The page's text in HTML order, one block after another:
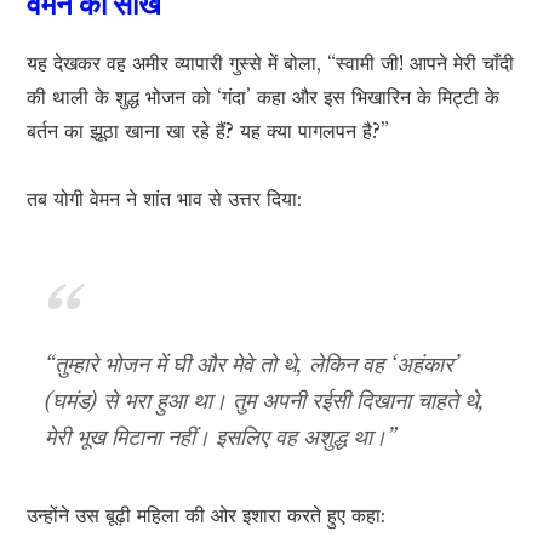
यह देखकर वह अमीर व्यापारी गुस्से में बोला, “स्वामी जी! आपने मेरी चाँदी
की थाली के शुद्ध भोजन को ‘गंदा’ कहा और इस भिखारिन के मिट्टी के
बर्तन का झूठा खाना खा रहे हैं? यह क्या पागलपन है?”
तब योगी वेमन ने शांत भाव से उत्तर दिया:
“तुम्हारे भोजन में घी और मेवे तो थे, लेकिन वह ‘अहंकार’
(घमंड) से भरा हुआ था। तुम अपनी रईसी दिखाना चाहते थे,
मेरी भूख मिटाना नहीं। इसलिए वह अशुद्ध था।”
उन्होंने उस बूढ़ी महिला की ओर इशारा करते हुए कहा: